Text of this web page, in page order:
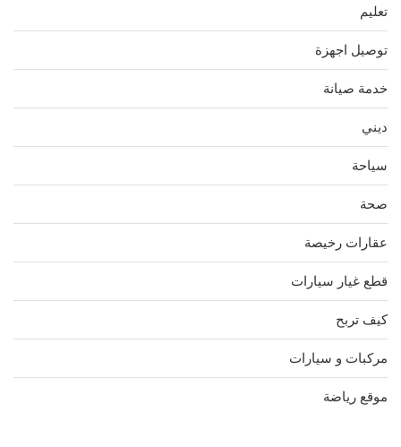
تعليم
توصيل اجهزة
خدمة صيانة
ديني
سياحة
صحة
عقارات رخيصة
قطع غيار سيارات
كيف تربح
مركبات و سيارات
موقع رياضة